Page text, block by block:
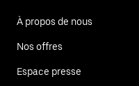
À propos de nous
Nos offres
Espace presse